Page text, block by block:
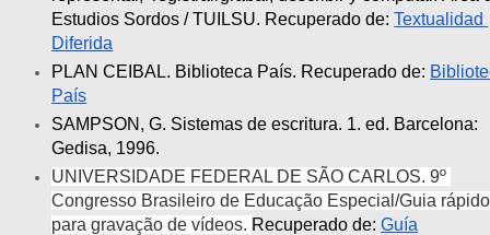
Estudios Sordos / TUILSU. Recuperado de: Textualidad
Diferida
PLAN CEIBAL. Biblioteca País. Recuperado de:
País
SAMPSON, G. Sistemas de escritura. 1. ed. Barcelona:
Gedisa, 1996.
UNIVERSIDADE FEDERAL DE SÃO CARLOS. 9º
Congresso Brasileiro de Educação Especial/Guia rápido
para gravação de vídeos. Recuperado de: Guía